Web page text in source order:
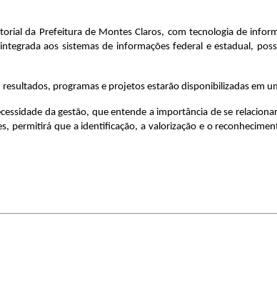
da Prefeitura de Montes Claros, com tecnologia de
aos sistemas de informações federal e estadual,
programas e projetos estarão disponibilizadas em
da gestão, que entende a importância de se
permitirá que a identificação, a valorização e o